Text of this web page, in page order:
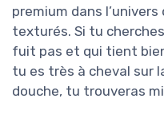
premium dans
texturés. Si tu
fuit pas et qui tient
tu es très à cheval sur
douche, tu trouveras